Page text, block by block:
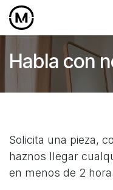
Ir al contenido
Habla con
Solicita una pieza,
haznos llegar
en menos de 2